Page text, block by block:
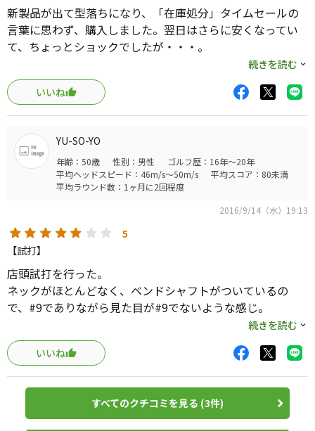
新製品が出て型落ちになり、「在庫処分」タイムセールの
言葉に思わず、購入しました。翌日はさらに安くなってい
て、ちょっとショックでしたが・・・。
最近マレット型センターシャフトの距離感が全く合わず、
３パット連発で気分転換したかったので所有感はまずまず
で購入は良かったかもと思い直しました。
Web画面での裏面のデザインがまず気に入りましたが実際
に手に取ってみるとパターマットだけですが打感柔らか
く、転がりも良く、グリップも握りやすく、滑りにくい。
続きを読む
いいね
YU-SO-YO
年齢：50歳 性別：男性
ゴルフ歴：16年～20年
平均ヘッドスピード：46m/s～50m/s
平均スコア：80未満
平均ラウンド数：1ヶ月に2回程度
2016/9/14（水）19:13
5
【試打】
店頭試打を行った。
ネックがほとんどなく、ベンドシャフトがついているの
で、#9でありながら見た目が#9でないような感じ。
Ｔ型のアライメントが方向性を確認しやすく、構え感は悪
くない。
フェース角が大きく（パターを横にするとフェースが結構
上を向く）フェースの開閉はそれほど必要ない。
でも一定程度は開閉した方がこのＰＴには合っている。
続きを読む
いいね
すべてのクチコミを見る (3件)